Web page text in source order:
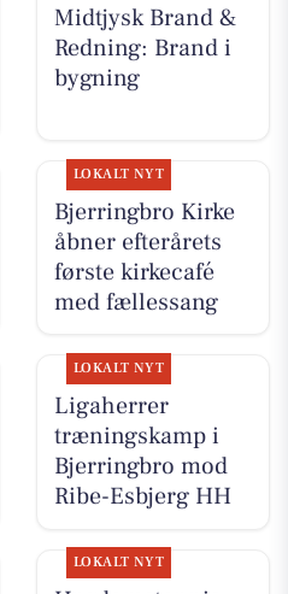
Midtjysk Brand &
Redning: Brand i
bygning
LOKALT NYT
Bjerringbro Kirke
åbner efterårets
første kirkecafé
med fællessang
LOKALT NYT
Ligaherrer
træningskamp i
Bjerringbro mod
Ribe-Esbjerg HH
LOKALT NYT